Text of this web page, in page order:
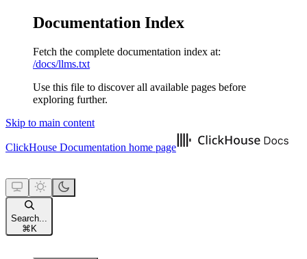
Documentation Index
Fetch the complete documentation index at:
/docs/llms.txt
Use this file to discover all available pages before
exploring further.
Skip to main content
ClickHouse Documentation home page
Search...
⌘ K